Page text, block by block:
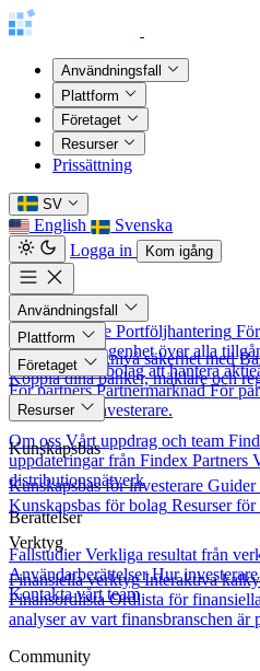
Användningsfall
Plattform
Företaget
Resurser
Prissättning
SV
English
Svenska
Logga in
Kom igång
Användningsfall
För investerare Portföljhantering
sitt nettoförmögenhet över alla
Relations
För bolag att hantera
För partners Partnermarknad För
till nordiska investerare.
Plattform
Säkerhet Banknivå säkerhet med
Koppla dina banker, mäklare och
Företaget
Om oss
Om oss Vårt uppdrag och team
uppdateringar från Findex Partners
distributionsnätverk
Berättelser
Fallstudier Verkliga resultat från
Användarberättelser Hur
Kontakta vårt team
Resurser
Kunskapsbas
Kunskapsbas för investerare Guider
Kunskapsbas för bolag Resurser
Verktyg
Finansiella verktyg Interaktiva
Finansordlista Ordlista för
analyser av vart finansbranschen är
Community